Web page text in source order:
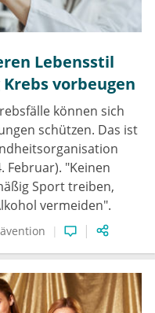
Lebensstil
vorbeugen
können sich
schützen. Das ist
Februar). "Keinen
Sport treiben,
vermeiden".